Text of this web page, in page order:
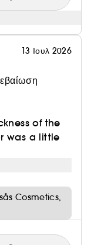
13 Ιουλ 2026
of the
was a little
Cosmetics,